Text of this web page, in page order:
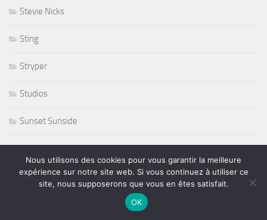
Stevie Nicks
Sting
Stryper
Studios
Sunset Sunside
Sunside
Susan Tedeschi
Nous utilisons des cookies pour vous garantir la meilleure
expérience sur notre site web. Si vous continuez à utiliser ce
site, nous supposerons que vous en êtes satisfait.
OK